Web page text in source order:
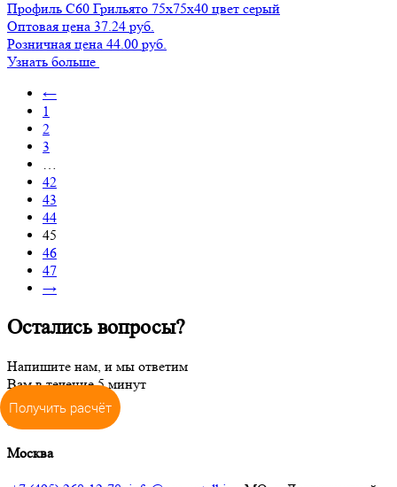
Профиль С60 Грильято 75х75х40 цвет серый
Оптовая цена 37.24 руб.
Розничная цена 44.00 руб.
Узнать больше
←
1
2
3
…
42
43
44
45
46
47
→
Остались вопросы?
Напишите нам, и мы ответим
Вам в течение 5 минут
Задать вопрос
Москва
Получить расчёт